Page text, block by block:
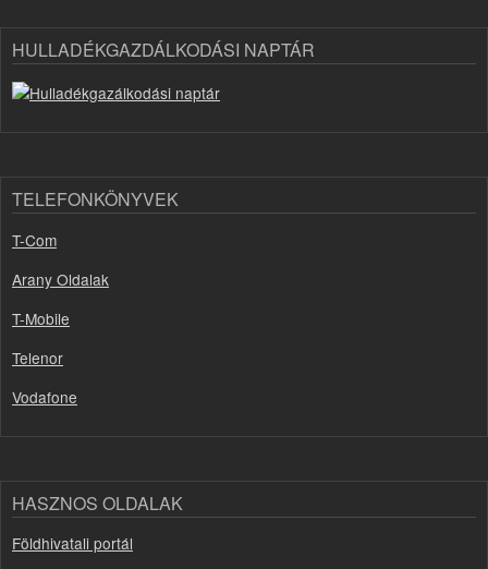
HULLADÉKGAZDÁLKODÁSI NAPTÁR
TELEFONKÖNYVEK
T-Com
Arany Oldalak
T-Mobile
Telenor
Vodafone
HASZNOS OLDALAK
Földhivatali portál